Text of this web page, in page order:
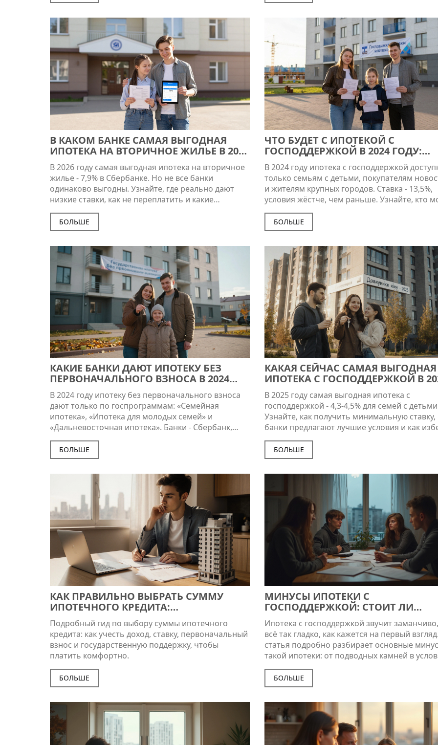
В КАКОМ БАНКЕ САМАЯ ВЫГОДНАЯ
ИПОТЕКА НА ВТОРИЧНОЕ ЖИЛЬЕ В 2026
ГОДУ?
В 2026 году самая выгодная ипотека на вторичное
жилье - 7,9% в Сбербанке. Но не все банки
одинаково выгодны. Узнайте, где реально дают
низкие ставки, как не переплатить и какие
документы нужны.
БОЛЬШЕ
ЧТО БУДЕТ С ИПОТЕКОЙ С
ГОСПОДДЕРЖКОЙ В 2024 ГОДУ:
СТАВКИ, УСЛОВИЯ И КТО СМОЖЕТ
ОФОРМИТЬ
В 2024 году ипотека с господдержкой
только семьям с детьми, покупателям
и жителям крупных городов. Ставка - 13,5%,
условия жёстче, чем раньше. Узнайте, кто
оформить, какие новостройки подходят и как
потерять шанс.
БОЛЬШЕ
КАКИЕ БАНКИ ДАЮТ ИПОТЕКУ БЕЗ
ПЕРВОНАЧАЛЬНОГО ВЗНОСА В 2024
ГОДУ
В 2024 году ипотеку без первоначального взноса
дают только по госпрограммам: «Семейная
ипотека», «Ипотека для молодых семей» и
«Дальневосточная ипотека». Банки - Сбербанк,
ВТБ, Россельхозбанк. Без детей, без Дальнего
Востока и без новостройки - шансов почти нет.
БОЛЬШЕ
КАКАЯ СЕЙЧАС САМАЯ ВЫГОДНАЯ
ИПОТЕКА С ГОСПОДДЕРЖКОЙ В
ГОДУ
В 2025 году самая выгодная ипотека с
господдержкой - 4,3-4,5% для семей с
Узнайте, как получить минимальную ставку,
банки предлагают лучшие условия и как
ошибок при оформлении.
БОЛЬШЕ
КАК ПРАВИЛЬНО ВЫБРАТЬ СУММУ
ИПОТЕЧНОГО КРЕДИТА:
ПРАКТИЧЕСКИЕ РЕКОМЕНДАЦИИ
Подробный гид по выбору суммы ипотечного
кредита: как учесть доход, ставку, первоначальный
взнос и государственную поддержку, чтобы
платить комфортно.
БОЛЬШЕ
МИНУСЫ ИПОТЕКИ С
ГОСПОДДЕРЖКОЙ: СТОИТ ЛИ
СВЯЗЫВАТЬСЯ?
Ипотека с господдержкой звучит
всё так гладко, как кажется на первый
статья подробно разбирает основные
такой ипотеки: от подводных камней в
реальных финансовых рисков. Узнай, как на
деле работают эти программы и с чем
сталкиваются обычные семьи. Делимся
Знание этих нюансов поможет тебе избежать
ненужных трат и неприятных
БОЛЬШЕ